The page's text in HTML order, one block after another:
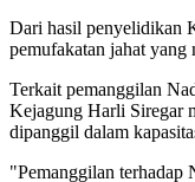
Dari hasil penyelidikan
pemufakatan jahat
Terkait pemanggilan
Kejagung Harli Siregar
dipanggil dalam
"Pemanggilan terhadap